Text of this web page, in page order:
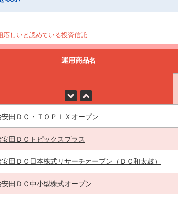
しいと認めている投資信託
運用商品名
安田ＤＣ・ＴＯＰＩＸオープン
安田ＤＣトピックスプラス
安田ＤＣ日本株式リサーチオープン（ＤＣ和太鼓）
安田ＤＣ中小型株式オープン